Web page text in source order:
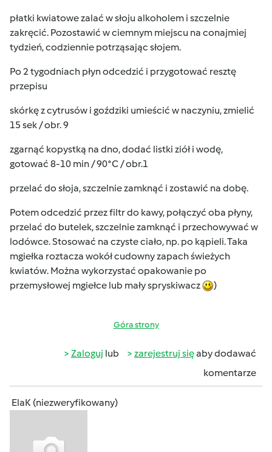
płatki kwiatowe zalać w słoju alkoholem i szczelnie
zakręcić. Pozostawić w ciemnym miejscu na conajmiej
tydzień, codziennie potrząsając słojem.
Po 2 tygodniach płyn odcedzić i przygotować resztę
przepisu
skórkę z cytrusów i goździki umieścić w naczyniu, zmielić
15 sek / obr. 9
zgarnąć kopystką na dno, dodać listki ziół i wodę,
gotować 8-10 min / 90*C / obr.1
przelać do słoja, szczelnie zamknąć i zostawić na dobę.
Potem odcedzić przez filtr do kawy, połączyć oba płyny,
przelać do butelek, szczelnie zamknąć i przechowywać w
lodówce. Stosować na czyste ciało, np. po kąpieli. Taka
mgiełka roztacza wokół cudowny zapach świeżych
kwiatów. Można wykorzystać opakowanie po
przemysłowej mgiełce lub mały spryskiwacz
)
Góra strony
Zaloguj lub zarejestruj sięaby dodawać
komentarze
ElaK (niezweryfikowany)